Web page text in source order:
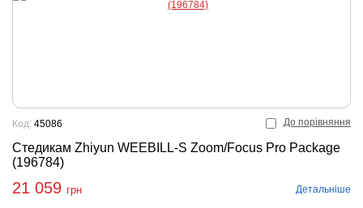
До порівняння
Стедикам Zhiyun WEEBILL-S Zoom/Focus Pro Package
(196784)
Код: 45086
21 059 грн Детальніше